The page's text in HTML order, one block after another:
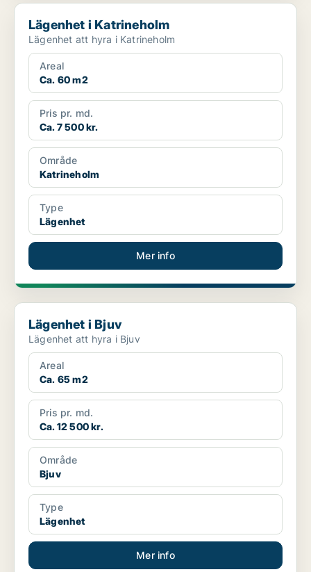
Lägenhet i Katrineholm
Lägenhet i Katrineholm
Lägenhet att hyra i Katrineholm
Areal
Ca. 60 m2
Pris pr. md.
Ca. 7 500 kr.
Område
Katrineholm
Type
Lägenhet
Mer info
Lägenhet i Bjuv
Lägenhet i Bjuv
Lägenhet att hyra i Bjuv
Areal
Ca. 65 m2
Pris pr. md.
Ca. 12 500 kr.
Område
Bjuv
Type
Lägenhet
Mer info